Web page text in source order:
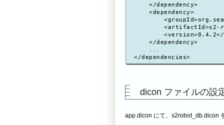
    </dependency>
    <dependency>
<artifactId>s2-
    </dependency>
...
dicon ファイルの設
app.dicon にて、s2robot_db.dicon